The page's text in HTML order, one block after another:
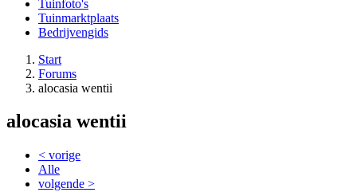
Tuinfoto's
Tuinmarktplaats
Bedrijvengids
Start
Forums
alocasia wentii
alocasia wentii
< vorige
Alle
volgende >